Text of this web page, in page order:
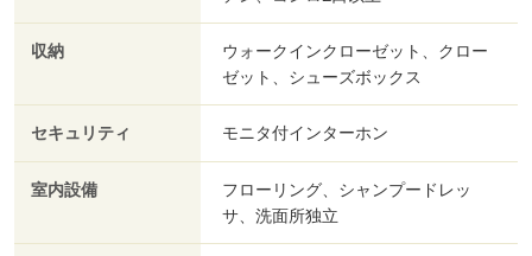
収納
ウォークインクローゼット、クロー
ゼット、シューズボックス
セキュリティ モニタ付インターホン
室内設備
フローリング、シャンプードレッ
サ、洗面所独立